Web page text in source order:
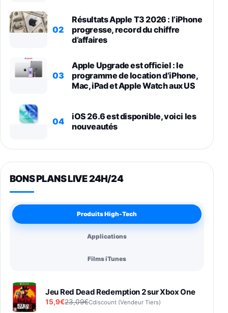
02
Résultats Apple T3 2026 : l’iPhone
progresse, record du chiffre
d’affaires
03
Apple Upgrade est officiel : le
programme de location d’iPhone,
Mac, iPad et Apple Watch aux US
04
iOS 26.6 est disponible, voici les
nouveautés
BONS PLANS LIVE 24H/24
Produits High-Tech
Applications
Films iTunes
Jeu Red Dead Redemption 2 sur Xbox One
15,9€23,09€Cdiscount (Vendeur Tiers)